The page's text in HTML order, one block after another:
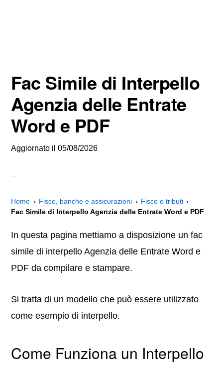
Fac Simile di Interpello
Agenzia delle Entrate
Word e PDF
Aggiornato il05/08/2026
Home Fisco, banche e assicurazioni
Fisco e tributi
Fac Simile di Interpello Agenzia delle Entrate Word e PDF
In questa pagina mettiamo a disposizione un fac
simile di interpello Agenzia delle Entrate Word e
PDF da compilare e stampare.
Si tratta di un modello che può essere utilizzato
come esempio di interpello.
Come Funziona un Interpello